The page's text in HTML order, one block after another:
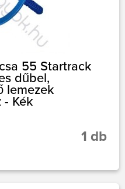
55 Startrack
dűbel,
lemezek
Kék
1 db